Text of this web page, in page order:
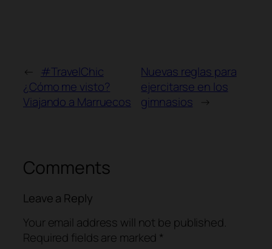
←
#TravelChic
¿Cómo me visto?
Viajando a Marruecos
Nuevas reglas para
ejercitarse en los
gimnasios
→
Comments
Leave a Reply
Your email address will not be published.
Required fields are marked *